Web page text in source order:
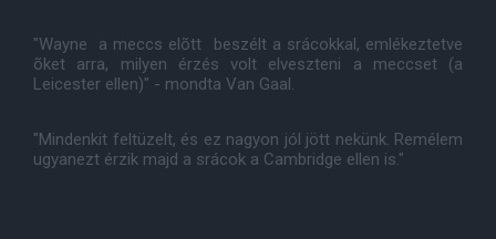
"Wayne a meccs elõtt beszélt a srácokkal, emlékeztetve
õket arra, milyen érzés volt elveszteni a meccset (a
Leicester ellen)" - mondta Van Gaal.
"Mindenkit feltüzelt, és ez nagyon jól jött nekünk. Remélem
ugyanezt érzik majd a srácok a Cambridge ellen is."